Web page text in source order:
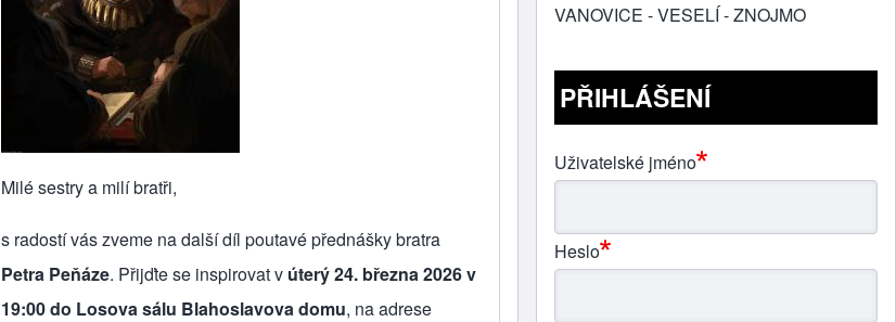
Milé sestry a milí bratři,
s radostí vás zveme na další díl poutavé přednášky bratra
Petra Peňáze. Přijďte se inspirovat v úterý 24. března 2026 v
19:00 do Losova sálu Blahoslavova domu, na adrese
VANOVICE -VESELÍ-ZNOJMO
PŘIHLÁŠENÍ
Uživatelské jméno
Heslo